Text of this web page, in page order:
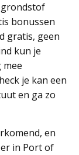
grondstof
bonussen
gratis, geen
kun je
je kan een
en ga zo
en
in Port of